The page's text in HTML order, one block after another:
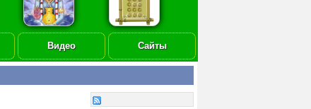
Видео Сайты